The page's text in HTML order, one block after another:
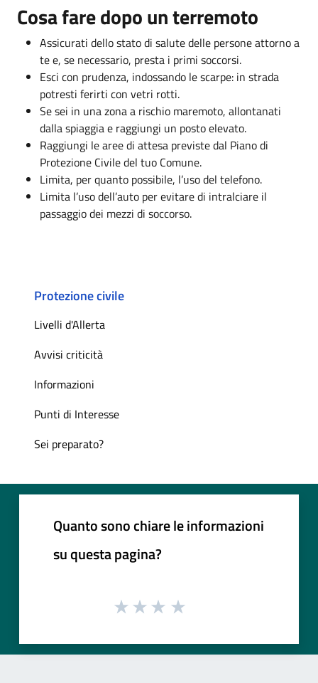
Cosa fare dopo un terremoto
Assicurati dello stato di salute delle persone attorno a
te e, se necessario, presta i primi soccorsi.
Esci con prudenza, indossando le scarpe: in strada
potresti ferirti con vetri rotti.
Se sei in una zona a rischio maremoto, allontanati
dalla spiaggia e raggiungi un posto elevato.
Raggiungi le aree di attesa previste dal Piano di
Protezione Civile del tuo Comune.
Limita, per quanto possibile, l’uso del telefono.
Limita l’uso dell’auto per evitare di intralciare il
passaggio dei mezzi di soccorso.
Protezione civile
Livelli d'Allerta
Avvisi criticità
Informazioni
Punti di Interesse
Sei preparato?
Quanto sono chiare le informazioni
su questa pagina?